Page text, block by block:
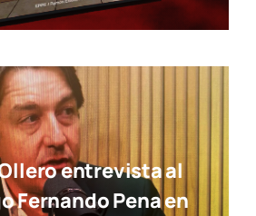
entrevista al
Fernando Pena en